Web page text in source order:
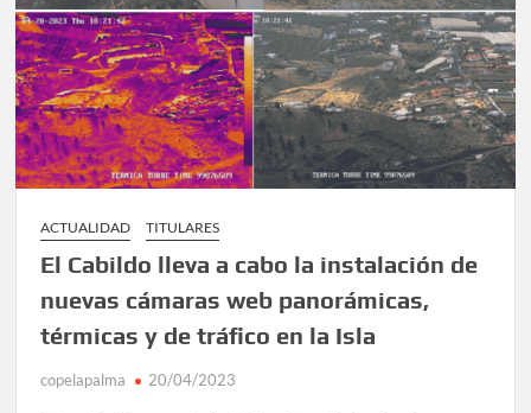
ACTUALIDAD TITULARES
El Cabildo lleva a cabo la instalación de
nuevas cámaras web panorámicas,
térmicas y de tráfico en la Isla
copelapalma 20/04/2023